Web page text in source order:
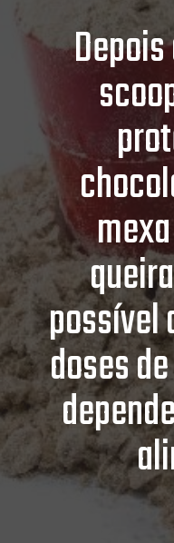
possível
doses